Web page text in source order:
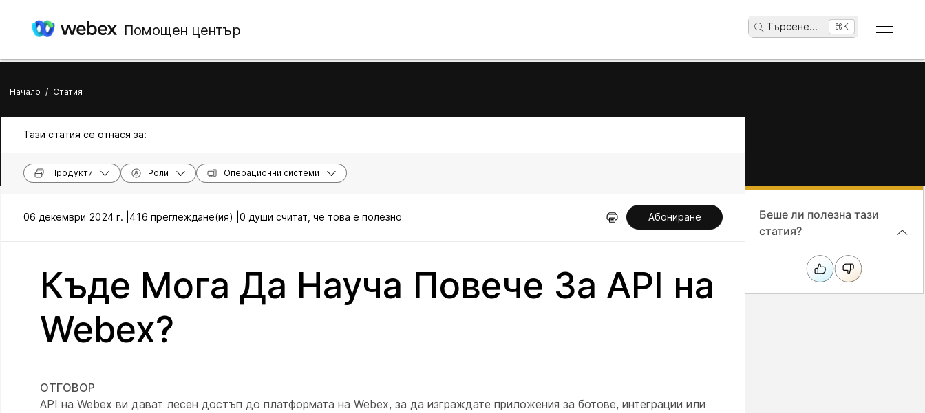
Помощен център Търсене... ⌘K
Начало / Статия
Тази статия се отнася за:
Продукти Роли Операционни системи
06 декември 2024 г. | 416 преглеждане(ия) | 0 души считат, че това е полезно Абониране
Къде Мога Да Науча Повече За API на
Webex?
ОТГОВОР
API на Webex ви дават лесен достъп до платформата на Webex, за да изграждате приложения за ботове, интеграции или
Беше ли полезна тази
статия?